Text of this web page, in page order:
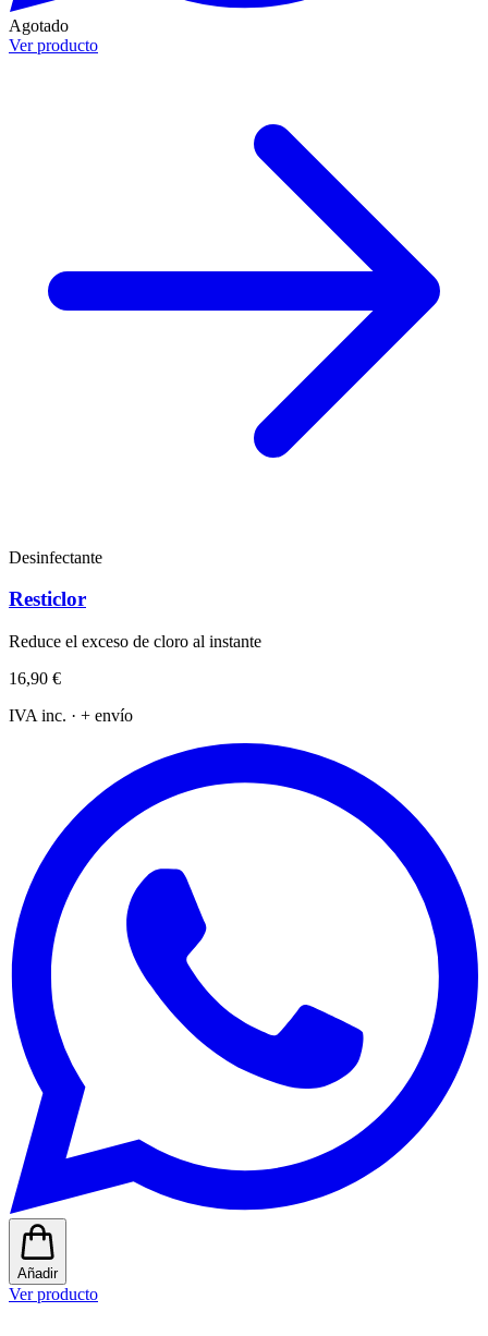
Agotado
Ver producto
Desinfectante
Resticlor
Reduce el exceso de cloro al instante
16,90 €
IVA inc. · + envío
Añadir
Ver producto